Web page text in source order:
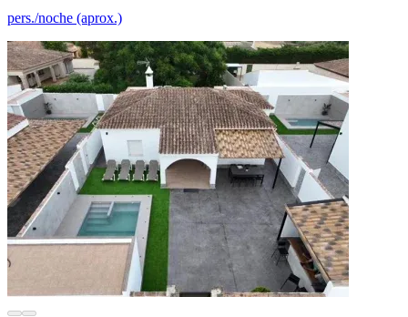
pers./noche (aprox.)